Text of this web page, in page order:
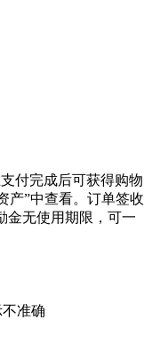
付完成后可获得购物
产”中查看。订单签收
金无使用期限，可一
准确